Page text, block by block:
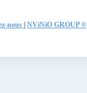
nous NViNiO GROUP ®